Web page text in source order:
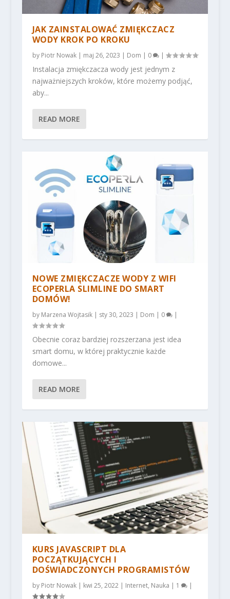
JAK ZAINSTALOWAĆ ZMIĘKCZACZ
WODY KROK PO KROKU
by Piotr Nowak| maj 26, 2023 | Dom | 0 |
Instalacja zmiękczacza wody jest jednym z
najważniejszych kroków, które możemy podjąć,
aby...
READ MORE
NOWE ZMIĘKCZACZE WODY Z WIFI
ECOPERLA SLIMLINE DO SMART
DOMÓW!
by Marzena Wojtasik| sty 30, 2023 | Dom | 0 |
Obecnie coraz bardziej rozszerzana jest idea
smart domu, w której praktycznie każde
domowe...
READ MORE
KURS JAVASCRIPT DLA
POCZĄTKUJĄCYCH I
DOŚWIADCZONYCH PROGRAMISTÓW
by Piotr Nowak| kwi 25, 2022| Internet, Nauka | 1 |